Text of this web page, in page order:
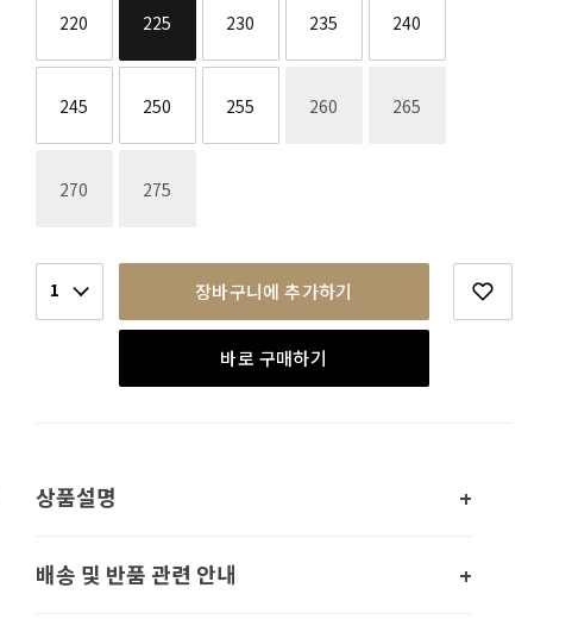
220 225 230 235 240
245 250 255 260 재고없음265
270 재고없음275
1 장바구니에 추가하기
바로 구매하기
상품설명
배송 및 반품 관련 안내